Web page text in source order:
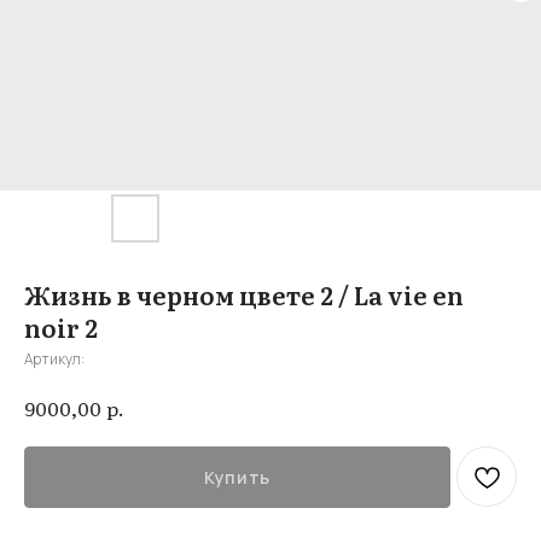
Жизнь в черном цвете 2 / La vie en
noir 2
Артикул:
9000,00 р.
Купить